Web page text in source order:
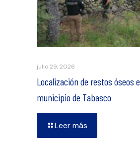
julio 29, 2026
Localización de restos óseos
municipio de Tabasco
Leer más